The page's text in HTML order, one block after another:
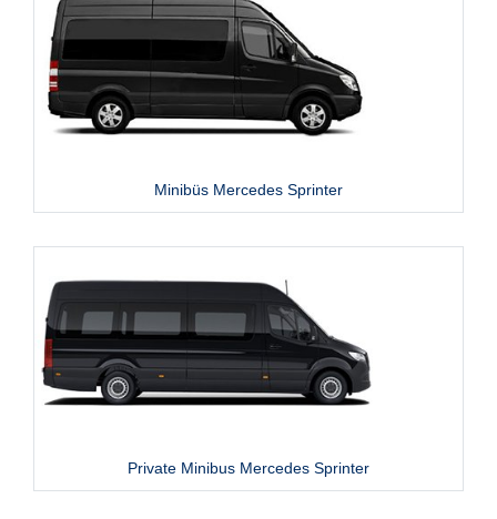
Minibüs Mercedes Sprinter
Private Minibus Mercedes Sprinter